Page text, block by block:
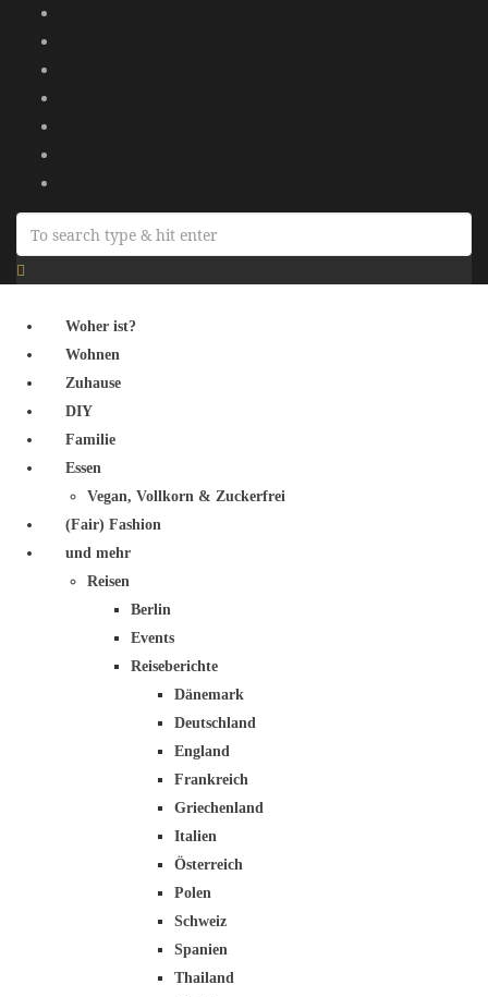
Woher ist?
Wohnen
Zuhause
DIY
Familie
Essen
Vegan, Vollkorn & Zuckerfrei
(Fair) Fashion
und mehr
Reisen
Berlin
Events
Reiseberichte
Dänemark
Deutschland
England
Frankreich
Griechenland
Italien
Österreich
Polen
Schweiz
Spanien
Thailand